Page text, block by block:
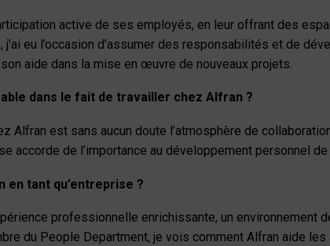
active de ses employés, en leur offrant des
j’ai eu l’occasion d’assumer des responsabilités et de
aide dans la mise en œuvre de nouveaux projets.
dans le fait de travailler chez Alfran ?
Alfran est sans aucun doute l’atmosphère de
accorde de l’importance au développement personnel
en tant qu’entreprise ?
professionnelle enrichissante, un
du People Department, je vois comment Alfran aide